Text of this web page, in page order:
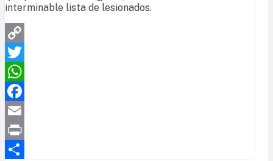
interminable lista de lesionados.
Copy
Link
Twitter
WhatsApp
Facebook
Email
Print